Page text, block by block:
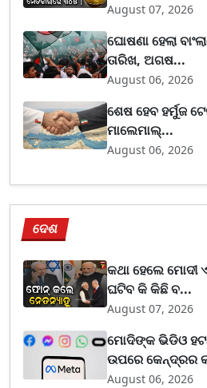
August 07, 2026
ଘୋଷଣା ହେଲା
ତାରିଖ, ଅଗଷ...
August 06, 2026
ଶେଷ ହେବ ହର୍ମୁଜ
ମାଲେମାଲ୍...
August 06, 2026
ଦେଶ
କଥା ହେଲେ
ଘଟିବ କି କିଛି ବ...
August 07, 2026
ମୋଦିଙ୍କ ଭିଡିଓ
ଉପରେ କେନ୍ଦ୍ରର
August 06, 2026